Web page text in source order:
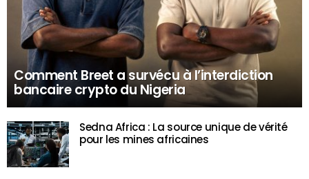
Comment Breet a survécu à l’interdiction
bancaire crypto du Nigeria
Sedna Africa : La source unique de vérité
pour les mines africaines